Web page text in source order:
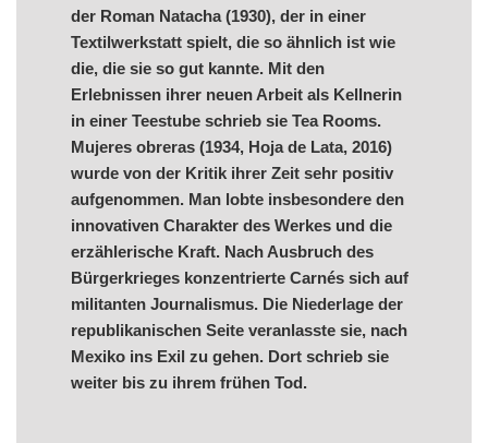
der Roman Natacha (1930), der in einer
Textilwerkstatt spielt, die so ähnlich ist wie
die, die sie so gut kannte. Mit den
Erlebnissen ihrer neuen Arbeit als Kellnerin
in einer Teestube schrieb sie Tea Rooms.
Mujeres obreras (1934, Hoja de Lata, 2016)
wurde von der Kritik ihrer Zeit sehr positiv
aufgenommen. Man lobte insbesondere den
innovativen Charakter des Werkes und die
erzählerische Kraft. Nach Ausbruch des
Bürgerkrieges konzentrierte Carnés sich auf
militanten Journalismus. Die Niederlage der
republikanischen Seite veranlasste sie, nach
Mexiko ins Exil zu gehen. Dort schrieb sie
weiter bis zu ihrem frühen Tod.